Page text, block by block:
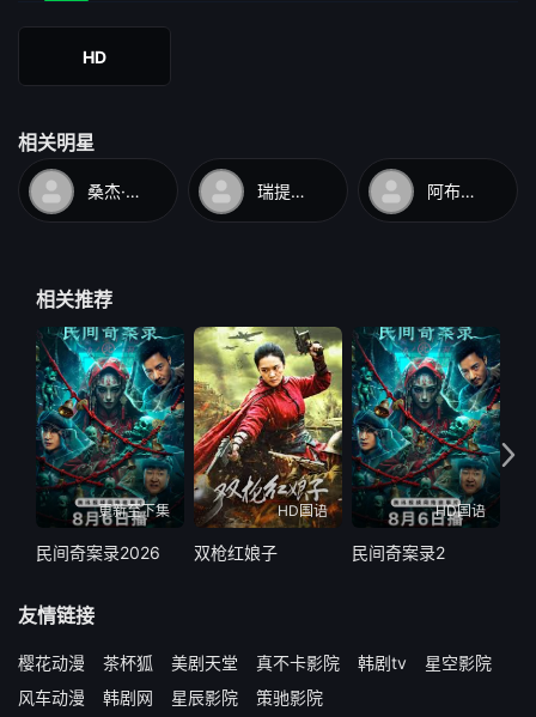
HD
相关明星
桑杰·达特 瑞提希·德希穆克 阿布舍克·巴强
相关推荐
更新至下集
民间奇案录2026
HD国语
双枪红娘子
HD国语
民间奇案录2
友情链接
樱花动漫 茶杯狐 美剧天堂 真不卡影院 韩剧tv
星空影院
风车动漫
韩剧网 星辰影院 策驰影院